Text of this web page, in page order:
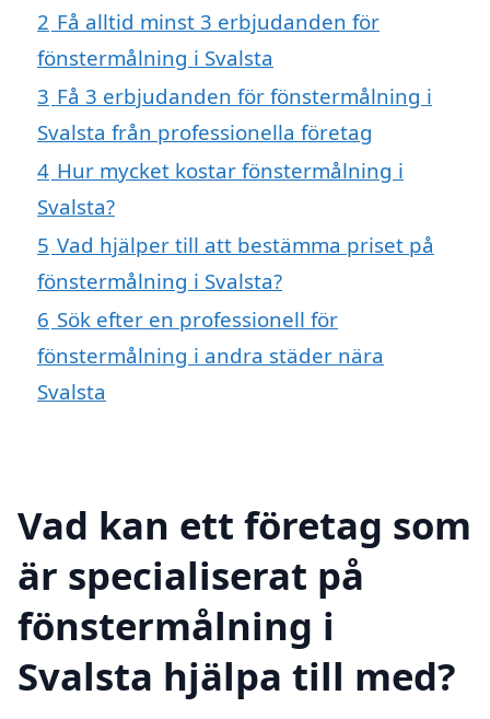
2 Få alltid minst 3 erbjudanden för
fönstermålning i Svalsta
3 Få 3 erbjudanden för fönstermålning i
Svalsta från professionella företag
4 Hur mycket kostar fönstermålning i
Svalsta?
5 Vad hjälper till att bestämma priset på
fönstermålning i Svalsta?
6 Sök efter en professionell för
fönstermålning i andra städer nära
Svalsta
Vad kan ett företag som
är specialiserat på
fönstermålning i
Svalsta hjälpa till med?